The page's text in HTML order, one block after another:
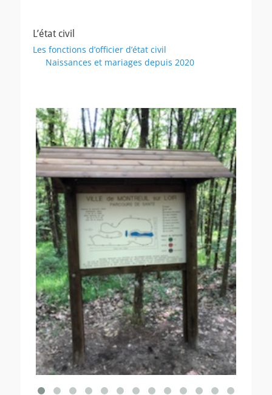
L’état civil
Les fonctions d’officier d’état civil
Naissances et mariages depuis 2020